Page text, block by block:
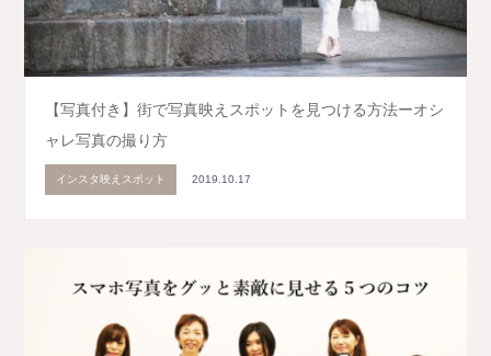
【写真付き】街で写真映えスポットを見つける方法ーオシ
ャレ写真の撮り方
インスタ映えスポット 2019.10.17